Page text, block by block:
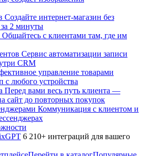
Создайте интернет-магазин без
2 минуты
Общайтесь с клиентами там, где им
Сервис автоматизации записи
CRM
управление товарами
с любого устройства
Перед вами весь путь клиента —
сайт до повторных покупок
Коммуникация с клиентом и
6 210+ интеграций для вашего